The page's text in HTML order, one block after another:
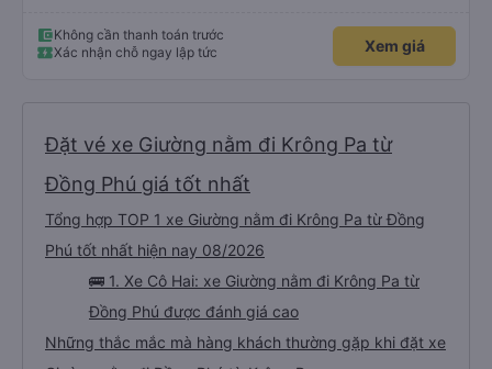
Không cần thanh toán trước
Xác nhận chỗ ngay lập tức
Xem giá
Đặt vé xe Giường nằm đi Krông Pa từ
Đồng Phú giá tốt nhất
Tổng hợp TOP 1 xe Giường nằm đi Krông Pa từ Đồng
Phú tốt nhất hiện nay 08/2026
🚌 1. Xe Cô Hai: xe Giường nằm đi Krông Pa từ
Đồng Phú được đánh giá cao
Những thắc mắc mà hàng khách thường gặp khi đặt xe